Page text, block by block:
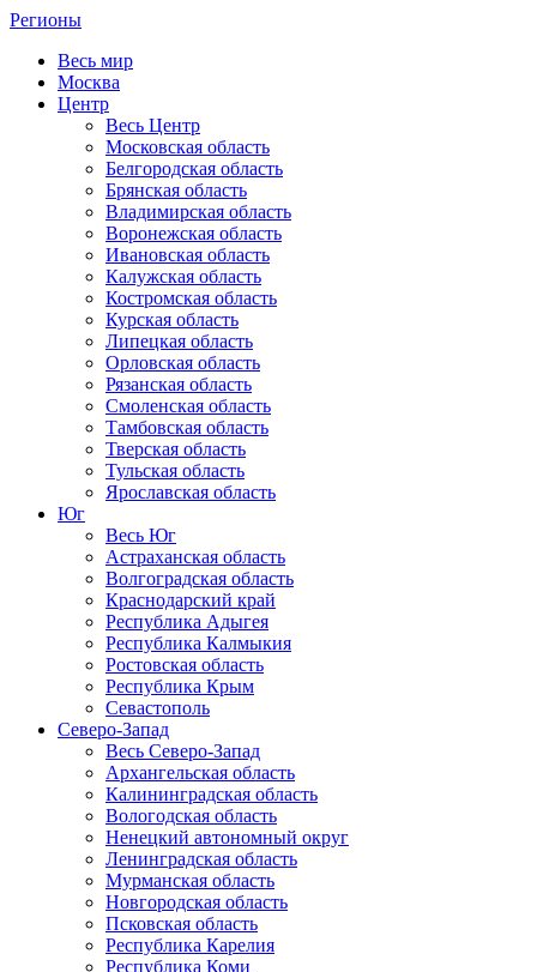
Регионы
Весь мир
Москва
Центр
Весь Центр
Московская область
Белгородская область
Брянская область
Владимирская область
Воронежская область
Ивановская область
Калужская область
Костромская область
Курская область
Липецкая область
Орловская область
Рязанская область
Смоленская область
Тамбовская область
Тверская область
Тульская область
Ярославская область
Юг
Весь Юг
Астраханская область
Волгоградская область
Краснодарский край
Республика Адыгея
Республика Калмыкия
Ростовская область
Республика Крым
Севастополь
Северо-Запад
Весь Северо-Запад
Архангельская область
Калининградская область
Вологодская область
Ненецкий автономный округ
Ленинградская область
Мурманская область
Новгородская область
Псковская область
Республика Карелия
Республика Коми